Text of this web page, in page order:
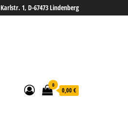
Karlstr. 1, D-67473 Lindenberg
0
0,00 €